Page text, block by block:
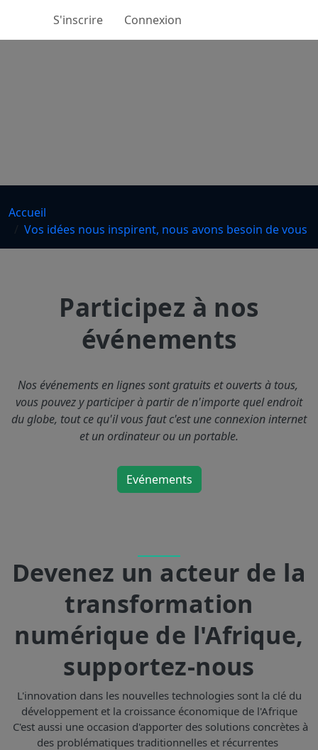
S'inscrire Connexion
Accueil
Vos idées nous inspirent, nous avons besoin de vous
Participez à nos
événements
Nos événements en lignes sont gratuits et ouverts à tous,
vous pouvez y participer à partir de n'importe quel endroit
du globe, tout ce qu'il vous faut c'est une connexion internet
et un ordinateur ou un portable.
Evénements
Devenez un acteur de la
transformation
numérique de l'Afrique,
supportez-nous
L'innovation dans les nouvelles technologies sont la clé du
développement et la croissance économique de l'Afrique
C'est aussi une occasion d'apporter des solutions concrètes à
des problématiques traditionnelles et récurrentes